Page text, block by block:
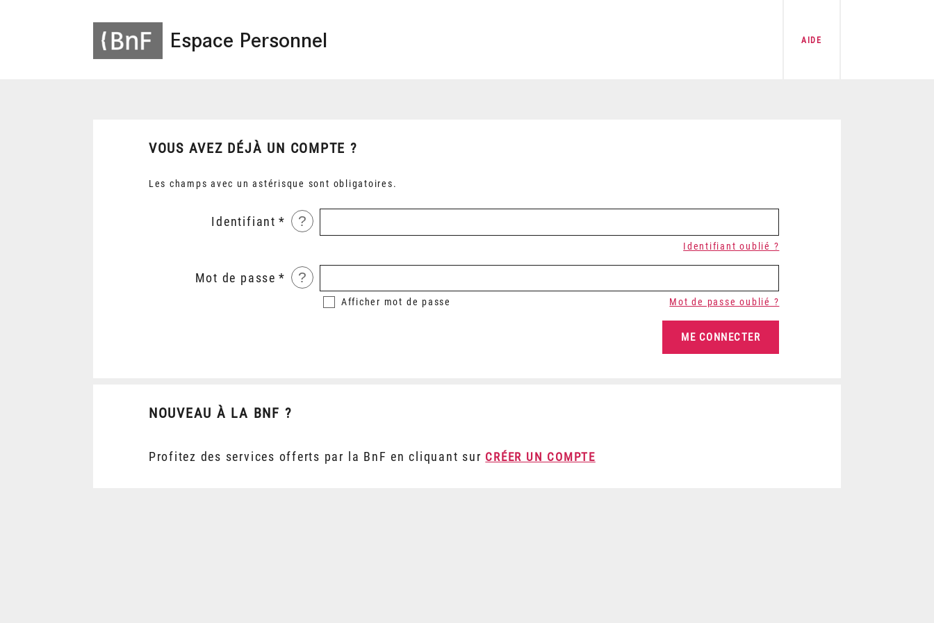
Espace Personnel AIDE
VOUS AVEZ DÉJÀ UN COMPTE ?
Les champs avec un astérisque sont obligatoires.
Identifiant ?
Identifiant oublié ?
Mot de passe ?
Afficher mot de passe Mot de passe oublié ?
NOUVEAU À LA BNF ?
Profitez des services offerts par la BnF en cliquant sur CRÉER UN COMPTE